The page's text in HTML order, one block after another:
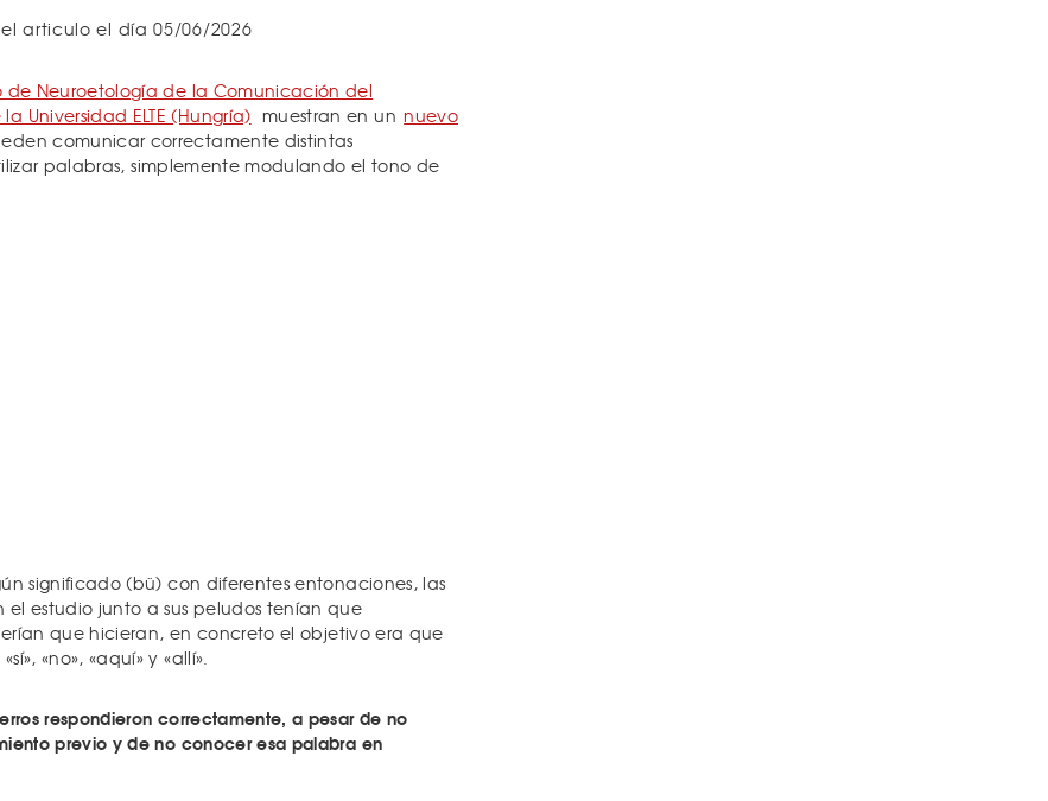
articulo el día 05/06/2026
de Neuroetología de la Comunicación del
Universidad ELTE (Hungría) muestran en un nuevo
comunicar correctamente distintas
palabras, simplemente modulando el tono de
significado (bü) con diferentes entonaciones, las
estudio junto a sus peludos tenían que
que hicieran, en concreto el objetivo era que
«no», «aquí» y «allí».
respondieron correctamente, a pesar de no
previo y de no conocer esa palabra en